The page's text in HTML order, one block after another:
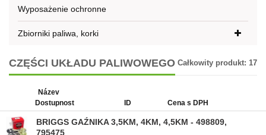
Wyposażenie ochronne
Zbiorniki paliwa, korki
CZĘŚCI UKŁADU PALIWOWEGO Całkowity produkt: 17
Název
Dostupnost
ID Cena s DPH
BRIGGS GAŹNIKA 3,5KM, 4KM, 4,5KM - 498809,
795475